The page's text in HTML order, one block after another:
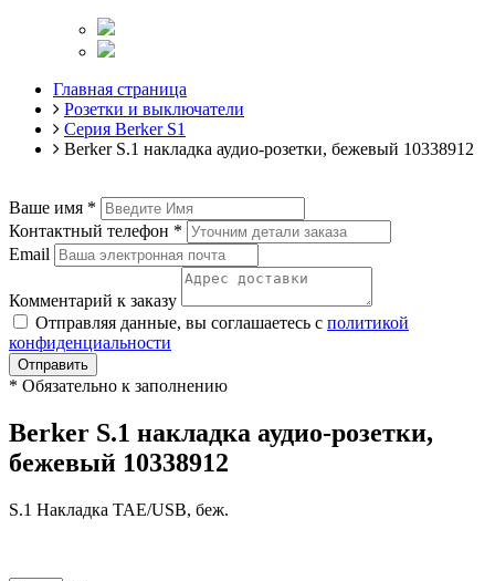
Главная страница
Розетки и выключатели
Серия Berker S1
Berker S.1 накладка аудио-розетки, бежевый 10338912
Ваше имя *
Контактный телефон *
Email
Комментарий к заказу
Отправляя данные, вы соглашаетесь с политикой
конфиденциальности
Отправить
* Обязательно к заполнению
Berker S.1 накладка аудио-розетки,
бежевый 10338912
S.1 Накладка TAE/USB, беж.